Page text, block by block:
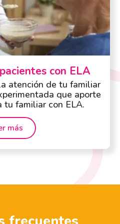
con ELA
atención de tu familiar
que aporte
tu familiar con ELA.
más